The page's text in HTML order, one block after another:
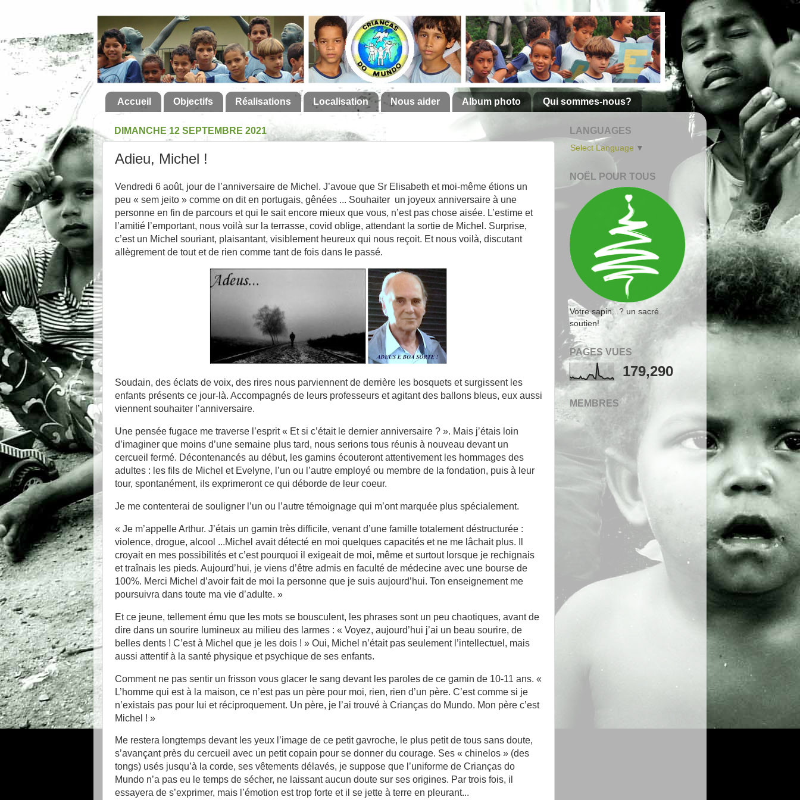
Accueil Objectifs Réalisations Localisation Nous aider Album photo Qui sommes-nous?
DIMANCHE 12 SEPTEMBRE 2021
Adieu, Michel !
Vendredi 6 août, jour de l’anniversaire de Michel. J’avoue que Sr Elisabeth et moi-même étions un
peu « sem jeito » comme on dit en portugais, gênées ... Souhaiter un joyeux anniversaire à une
personne en fin de parcours et qui le sait encore mieux que vous, n’est pas chose aisée. L’estime et
l’amitié l’emportant, nous voilà sur la terrasse, covid oblige, attendant la sortie de Michel. Surprise,
c’est un Michel souriant, plaisantant, visiblement heureux qui nous reçoit. Et nous voilà, discutant
allègrement de tout et de rien comme tant de fois dans le passé.
Soudain, des éclats de voix, des rires nous parviennent de derrière les bosquets et surgissent les
enfants présents ce jour-là. Accompagnés de leurs professeurs et agitant des ballons bleus, eux aussi
viennent souhaiter l’anniversaire.
Une pensée fugace me traverse l’esprit « Et si c’était le dernier anniversaire ? ». Mais j’étais loin
d’imaginer que moins d’une semaine plus tard, nous serions tous réunis à nouveau devant un
cercueil fermé. Décontenancés au début, les gamins écouteront attentivement les hommages des
adultes : les fils de Michel et Evelyne, l’un ou l’autre employé ou membre de la fondation, puis à leur
tour, spontanément, ils exprimeront ce qui déborde de leur coeur.
Je me contenterai de souligner l’un ou l’autre témoignage qui m’ont marquée plus spécialement.
« Je m’appelle Arthur. J’étais un gamin très difficile, venant d’une famille totalement déstructurée :
violence, drogue, alcool ...Michel avait détecté en moi quelques capacités et ne me lâchait plus. Il
croyait en mes possibilités et c’est pourquoi il exigeait de moi, même et surtout lorsque je rechignais
et traînais les pieds. Aujourd’hui, je viens d’être admis en faculté de médecine avec une bourse de
100%. Merci Michel d’avoir fait de moi la personne que je suis aujourd’hui. Ton enseignement me
poursuivra dans toute ma vie d’adulte. »
Et ce jeune, tellement ému que les mots se bousculent, les phrases sont un peu chaotiques, avant de
dire dans un sourire lumineux au milieu des larmes : « Voyez, aujourd’hui j’ai un beau sourire, de
belles dents ! C’est à Michel que je les dois ! » Oui, Michel n’était pas seulement l’intellectuel, mais
aussi attentif à la santé physique et psychique de ses enfants.
Comment ne pas sentir un frisson vous glacer le sang devant les paroles de ce gamin de 10-11 ans. «
L’homme qui est à la maison, ce n’est pas un père pour moi, rien, rien d’un père. C’est comme si je
n’existais pas pour lui et réciproquement. Un père, je l’ai trouvé à Crianças do Mundo. Mon père c’est
Michel ! »
Me restera longtemps devant les yeux l’image de ce petit gavroche, le plus petit de tous sans doute,
s’avançant près du cercueil avec un petit copain pour se donner du courage. Ses « chinelos » (des
tongs) usés jusqu’à la corde, ses vêtements délavés, je suppose que l’uniforme de Crianças do
Mundo n’a pas eu le temps de sécher, ne laissant aucun doute sur ses origines. Par trois fois, il
essayera de s’exprimer, mais l’émotion est trop forte et il se jette à terre en pleurant...
LANGUAGES
Select Language ▼
NOËL POUR TOUS
Votre sapin...? un sacré
soutien!
PAGES VUES
179,290
MEMBRES